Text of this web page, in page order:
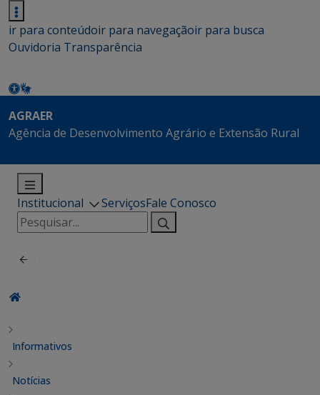
ir para conteúdoir para navegaçãoir para busca
Ouvidoria Transparência
AGRAER
Agência de Desenvolvimento Agrário e Extensão Rural
Institucional ServiçosFale Conosco
Pesquisar
por:
Informativos
Notícias